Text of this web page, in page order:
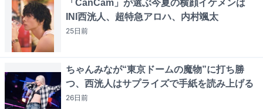
「CanCam」が選ぶ今夏の横顔イケメンは
INI西洸人、超特急アロハ、内村颯太
25日前
ちゃんみなが“東京ドームの魔物”に打ち勝
つ、西洸人はサプライズで手紙を読み上げる
26日前